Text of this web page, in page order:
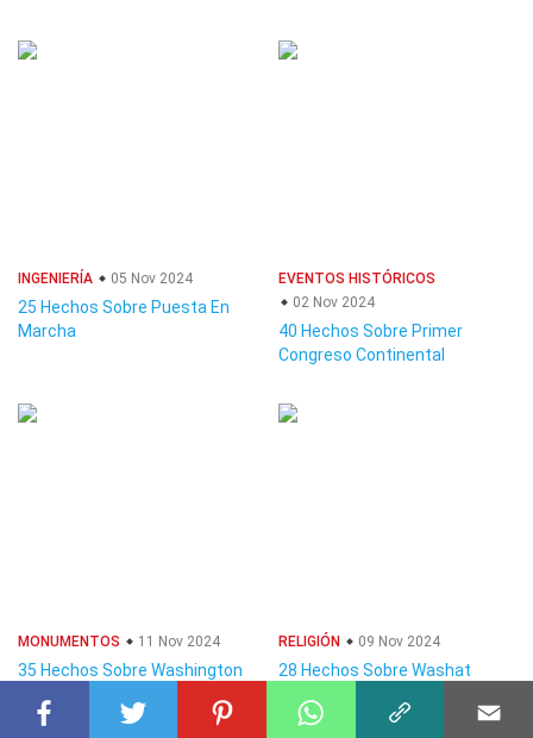
INGENIERÍA 05 Nov 2024
25 Hechos Sobre Puesta En
Marcha
EVENTOS HISTÓRICOS
02 Nov 2024
40 Hechos Sobre Primer
Congreso Continental
MONUMENTOS 11 Nov 2024
35 Hechos Sobre Washington
RELIGIÓN 09 Nov 2024
28 Hechos Sobre Washat